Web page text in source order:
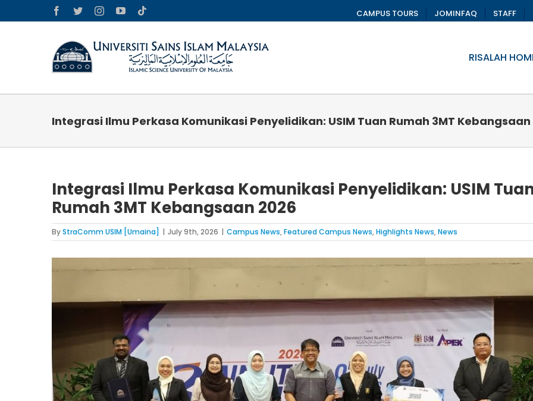
to
Facebook
TwitterInstagramYouTube CAMPUS TOURS JOMINFAQ STAFF
RISALAH
Integrasi Ilmu Perkasa Komunikasi Penyelidikan: USIM Tuan Rumah 3MT Kebangsaan
Integrasi Ilmu Perkasa Komunikasi Penyelidikan: USIM
Rumah 3MT Kebangsaan 2026
ByStraComm USIM [Umaina] | July 9th, 2026 | Campus News,Featured Campus News,Highlights News,News